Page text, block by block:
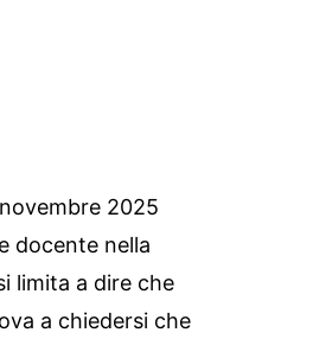
2025
docente nella
limita a dire che
a chiedersi che